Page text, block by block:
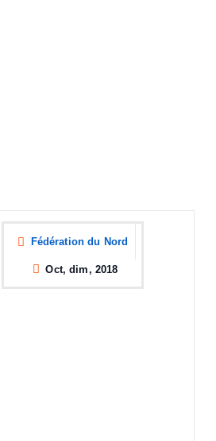
Fédération du Nord
Oct, dim, 2018